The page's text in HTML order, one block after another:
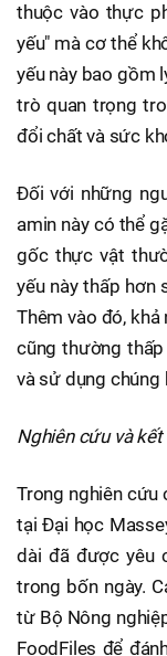
thuộc vào thực
yếu" mà cơ thể
yếu này bao gồm
trò quan trọng
đổi chất và sức
Đối với những
amin này có thể
gốc thực vật
yếu này thấp hơn
Thêm vào đó,
cũng thường
và sử dụng chúng
Nghiên cứu và kết
Trong nghiên cứu
tại Đại học
dài đã được yêu
trong bốn ngày.
từ Bộ Nông
FoodFiles để